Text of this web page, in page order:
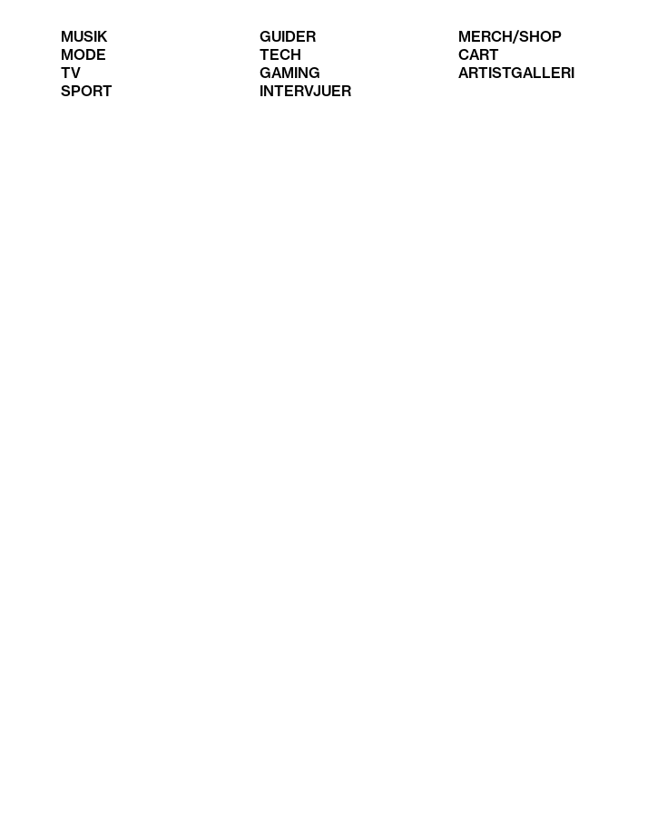
MUSIK
MODE
TV
SPORT
GUIDER
TECH
GAMING
INTERVJUER
MERCH/SHOP
CART
ARTISTGALLERI